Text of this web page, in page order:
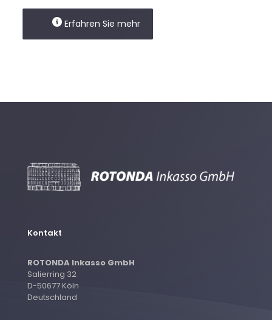
Erfahren Sie mehr
Kontakt
ROTONDA Inkasso GmbH
Salierring 32
D-50677 Köln
Deutschland